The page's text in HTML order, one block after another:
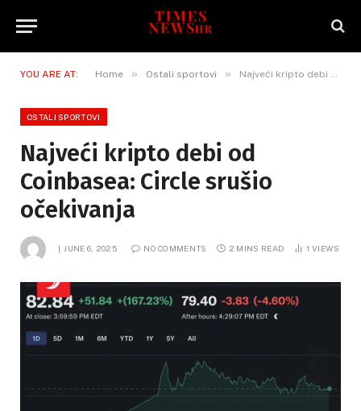
YOU ARE AT: Home » Ostali sportovi » Najveći kripto debi od Coinbasea: Circle srušio očekivanja
OSTALI SPORTOVI
Najveći kripto debi od
Coinbasea: Circle srušio
očekivanja
JUNE 6, 2025 NO COMMENTS 2 MINS READ 1VIEWS